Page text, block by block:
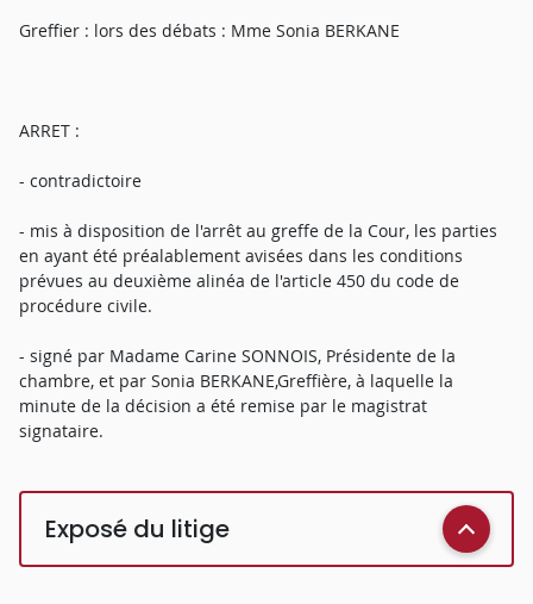
Greffier : lors des débats : Mme Sonia BERKANE
ARRET :
- contradictoire
- mis à disposition de l'arrêt au greffe de la Cour, les parties
en ayant été préalablement avisées dans les conditions
prévues au deuxième alinéa de l'article 450 du code de
procédure civile.
- signé par Madame Carine SONNOIS, Présidente de la
chambre, et par Sonia BERKANE,Greffière, à laquelle la
minute de la décision a été remise par le magistrat
signataire.
Exposé du litige